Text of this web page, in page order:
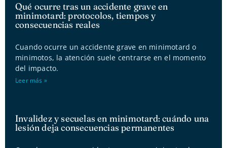
Qué ocurre tras un accidente grave en
minimotard: protocolos, tiempos y
consecuencias reales
Cuando ocurre un accidente grave en minimotard o
minimotos, la atención suele centrarse en el momento
del impacto.
Leer más »
Invalidez y secuelas en minimotard: cuándo una
lesión deja consecuencias permanentes